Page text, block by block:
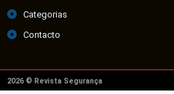
Categorias
Contacto
2026 © Revista Segurança